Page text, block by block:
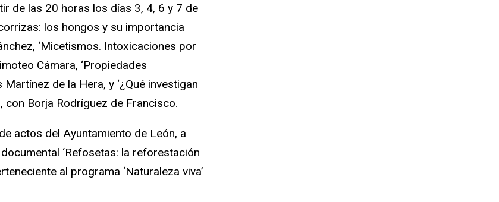
de las 20 horas los días 3, 4, 6 y 7 de
los hongos y su importancia
‘Micetismos. Intoxicaciones por
Cámara, ‘Propiedades
de la Hera, y ‘¿Qué investigan
con Borja Rodríguez de Francisco.
actos del Ayuntamiento de León, a
‘Refosetas: la reforestación
al programa ‘Naturaleza viva’